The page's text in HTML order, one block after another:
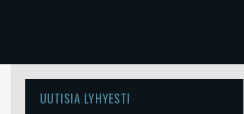
UUTISIA LYHYESTI